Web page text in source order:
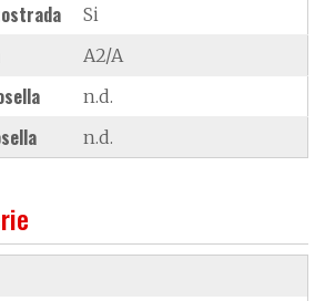
Si
A2/A
n.d.
n.d.